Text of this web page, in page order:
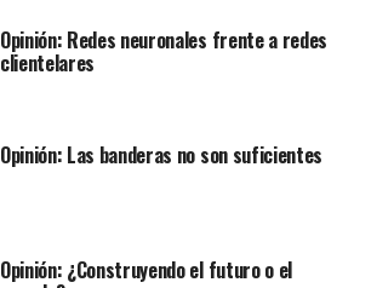
Opinión: Redes neuronales frente a redes
clientelares
Opinión: Las banderas no son suficientes
Opinión: ¿Construyendo el futuro o el